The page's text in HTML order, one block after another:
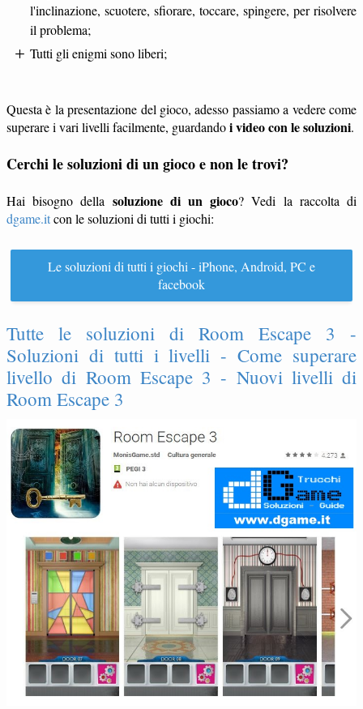
l'inclinazione, scuotere, sfiorare, toccare, spingere, per risolvere
il problema;
Tutti gli enigmi sono liberi;
Questa è la presentazione del gioco, adesso passiamo a vedere come
superare i vari livelli facilmente, guardandoi video con le soluzioni.
Cerchi le soluzioni di un gioco e non le trovi?
Hai bisogno della soluzione di un gioco? Vedi la raccolta di
dgame.itcon le soluzioni di tutti i giochi:
Le soluzioni di tutti i giochi - iPhone, Android, PC e
facebook
Tutte le soluzioni di Room Escape 3 -
Soluzioni di tutti i livelli - Come superare
livello di Room Escape 3 - Nuovi livelli di
Room Escape 3